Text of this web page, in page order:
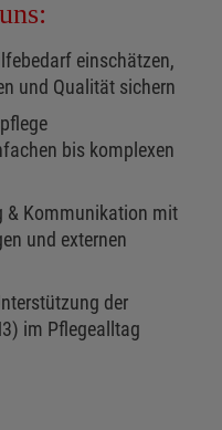
einschätzen,
und Qualität sichern
bis komplexen
& Kommunikation mit
und externen
der
im Pflegealltag